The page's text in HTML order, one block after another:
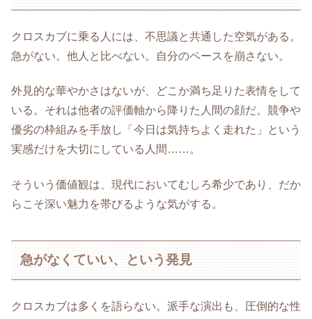
クロスカブに乗る人には、不思議と共通した空気がある。
急がない。他人と比べない。自分のペースを崩さない。
外見的な華やかさはないが、どこか満ち足りた表情をして
いる。それは他者の評価軸から降りた人間の顔だ。競争や
優劣の枠組みを手放し「今日は気持ちよく走れた」という
実感だけを大切にしている人間……。
そういう価値観は、現代においてむしろ希少であり、だか
らこそ深い魅力を帯びるような気がする。
急がなくていい、という発見
クロスカブは多くを語らない。派手な演出も、圧倒的な性